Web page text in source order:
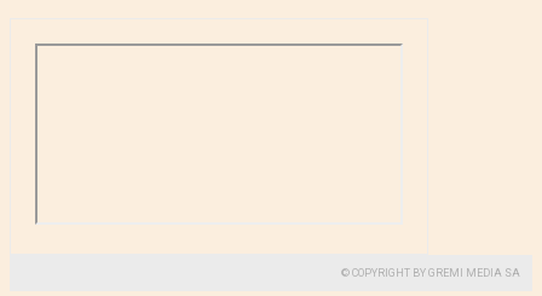
© COPYRIGHT BY GREMI MEDIA SA